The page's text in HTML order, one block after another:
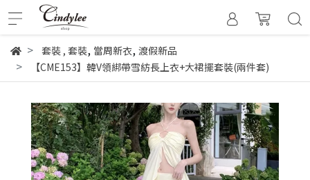
套裝, 套裝, 當周新衣, 渡假新品
【CME153】韓V領綁帶雪紡長上衣+大裙擺套裝(兩件套)